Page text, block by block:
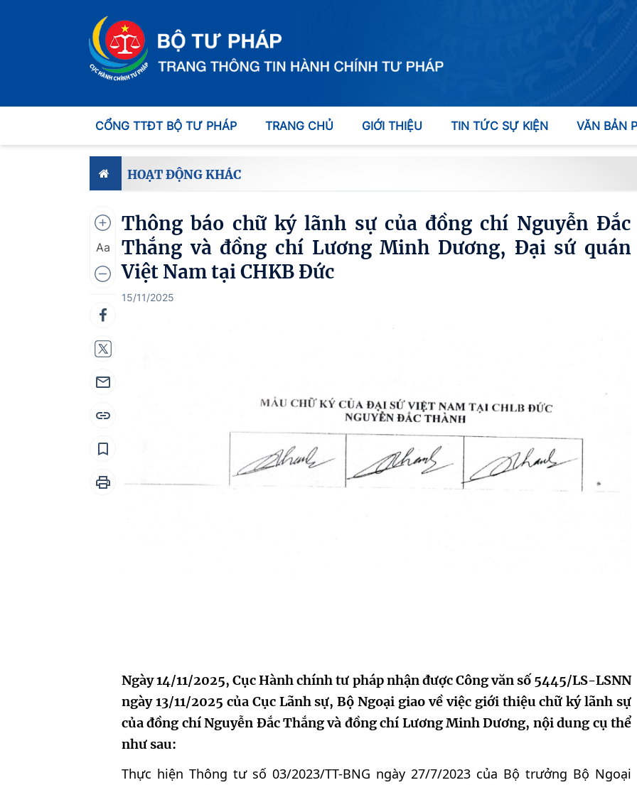
CỔNG TTĐT BỘ TƯ PHÁP TRANG CHỦ GIỚI THIỆU TIN TỨC SỰ KIỆN VĂN BẢN
HOẠT ĐỘNG KHÁC
Aa
Thông báo chữ ký lãnh sự của đồng chí Nguyễn Đắc
Thắng và đồng chí Lương Minh Dương, Đại sứ quán
Việt Nam tại CHKB Đức
15/11/2025
Ngày 14/11/2025, Cục Hành chính tư pháp nhận được Công văn số 5445/LS-LSNN
ngày 13/11/2025 của Cục Lãnh sự, Bộ Ngoại giao về việc giới thiệu chữ ký lãnh sự
của đồng chí Nguyễn Đắc Thắng và đồng chí Lương Minh Dương, nội dung cụ thể
như sau:
Thực hiện Thông tư số 03/2023/TT-BNG ngày 27/7/2023 của Bộ trưởng Bộ Ngoại